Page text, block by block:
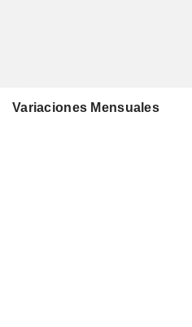
Variaciones Mensuales